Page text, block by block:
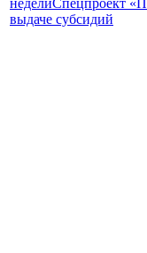
выдаче субсидий